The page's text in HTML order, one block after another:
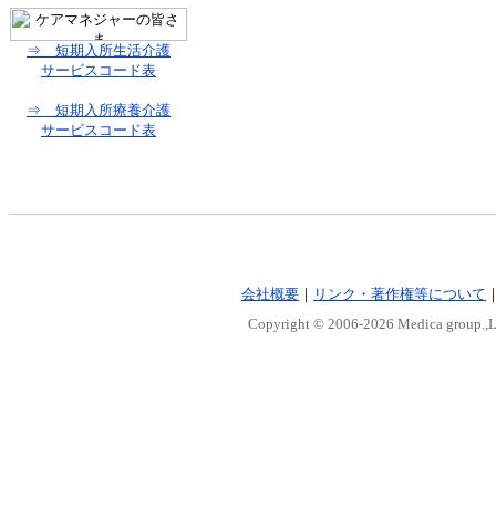
⇒ 短期入所生活介護
サービスコード表
⇒ 短期入所療養介護
サービスコード表
会社概要 ｜ リンク・著作権等について
Copyright © 2006-2026 Medica